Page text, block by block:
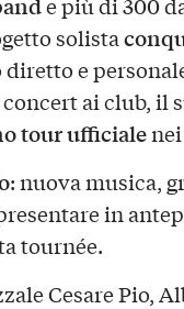
solista
e
ai club, il
tour ufficialenei
: nuova musica,
in
tournée.
Cesare Pio,